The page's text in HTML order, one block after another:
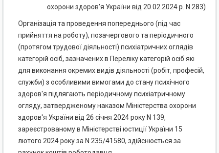
охорони здоров'я України від 20.02.2024 р. N 283)
Організація та проведення попереднього (під час
прийняття на роботу), позачергового та періодичного
(протягом трудової діяльності) психіатричних оглядів
категорій осіб, зазначених в Переліку категорій осіб які
для виконання окремих видів діяльності (робіт, професій,
служби) з особливими вимогами до стану психічного
здоров'я підлягають періодичному психіатричному
огляду, затвердженому наказом Міністерства охорони
здоров'я України від 26 січня 2024 року N 139,
зареєстрованому в Міністерстві юстиції України 15
лютого 2024 року за N 235/41580, здійснюється за